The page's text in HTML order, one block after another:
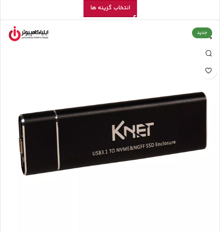
انتخاب گزینه ها
جدید